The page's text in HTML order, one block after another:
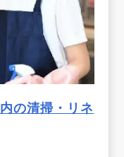
の清掃・リネ